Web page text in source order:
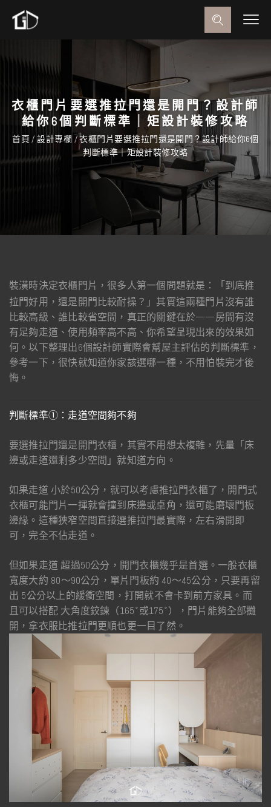
衣櫃門片要選推拉門還是開門？設計師
給你6個判斷標準｜矩設計裝修攻略
首頁/ 設計專欄 /衣櫃門片要選推拉門還是開門？設計師給你6個
判斷標準｜矩設計裝修攻略
裝潢時決定衣櫃門片，很多人第一個問題就是：「到底推
拉門好用，還是開門比較耐操？」其實這兩種門片沒有誰
比較高級、誰比較省空間，真正的關鍵在於——房間有沒
有足夠走道、使用頻率高不高、你希望呈現出來的效果如
何。以下整理出6個設計師實際會幫屋主評估的判斷標準，
參考一下，很快就知道你家該選哪一種，不用怕裝完才後
悔。
判斷標準①：走道空間夠不夠
要選推拉門還是開門衣櫃，其實不用想太複雜，先量「床
邊或走道還剩多少空間」就知道方向。
如果走道 小於50公分，就可以考慮推拉門衣櫃了，開門式
衣櫃可能門片一揮就會撞到床邊或桌角，還可能磨壞門板
邊緣。這種狹窄空間直接選推拉門最實際，左右滑開即
可，完全不佔走道。
但如果走道 超過50公分，開門衣櫃幾乎是首選。一般衣櫃
寬度大約 80～90公分，單片門板約 40～45公分，只要再留
出 5公分以上的緩衝空間，打開就不會卡到前方家具。而
且可以搭配 大角度鉸鍊（165˚或175˚），門片能夠全部攤
開，拿衣服比推拉門更順也更一目了然。